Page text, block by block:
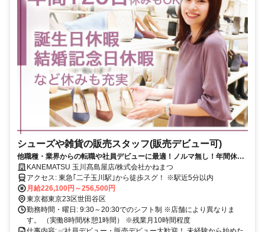
シューズや雑貨の販売スタッフ(販売デビュー可)
他職種・業界からの転職や社員デビューに最適！ノルマ無し！年間休日
120日も可(休み＋有給)！
KANEMATSU 玉川髙島屋店/株式会社かねまつ
アクセス: 東急｢二子玉川駅｣から徒歩スグ！ ※駅近5分以内
月給226,100円～256,500円
東京都東京23区世田谷区
勤務時間・曜日: 9:30～20:30でのシフト制 ※店舗により異なりま
す。 （実働8時間/休憩1時間） ※残業月10時間程度